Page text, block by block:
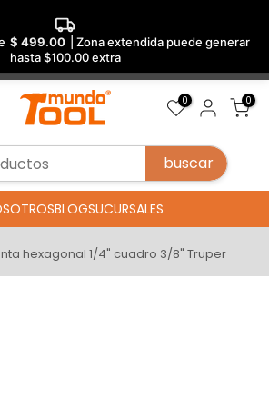
$ 499.00
| Zona extendida puede generar
hasta $100.00 extra
0 0
BLOGSUCURSALES
hexagonal 1/4" cuadro 3/8" Truper